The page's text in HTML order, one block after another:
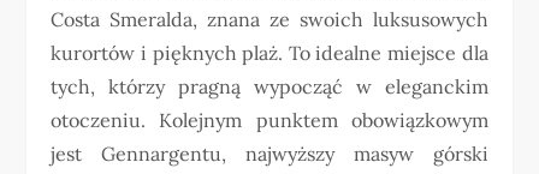
Costa Smeralda, znana ze swoich luksusowych
kurortów i pięknych plaż. To idealne miejsce dla
tych, którzy pragną wypocząć w eleganckim
otoczeniu. Kolejnym punktem obowiązkowym
jest Gennargentu, najwyższy masyw górski